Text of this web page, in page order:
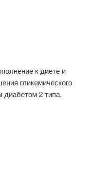
к диете и
гликемического
диабетом 2 типа.